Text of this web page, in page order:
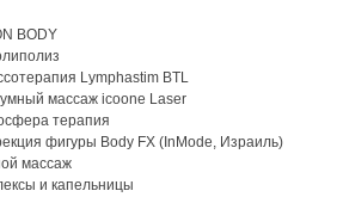
BODY
Lymphastim BTL
массаж icoone Laser
терапия
фигуры Body FX (InMode, Израиль)
массаж
и капельницы